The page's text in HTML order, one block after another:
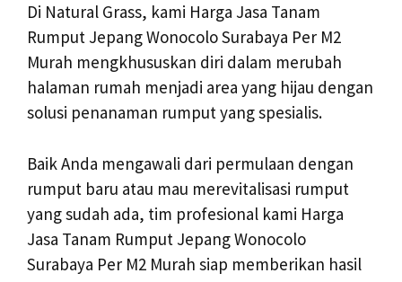
Di Natural Grass, kami Harga Jasa Tanam
Rumput Jepang Wonocolo Surabaya Per M2
Murah mengkhususkan diri dalam merubah
halaman rumah menjadi area yang hijau dengan
solusi penanaman rumput yang spesialis.
Baik Anda mengawali dari permulaan dengan
rumput baru atau mau merevitalisasi rumput
yang sudah ada, tim profesional kami Harga
Jasa Tanam Rumput Jepang Wonocolo
Surabaya Per M2 Murah siap memberikan hasil